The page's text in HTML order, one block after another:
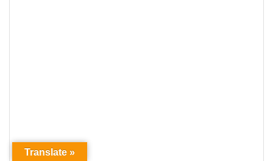
Translate »